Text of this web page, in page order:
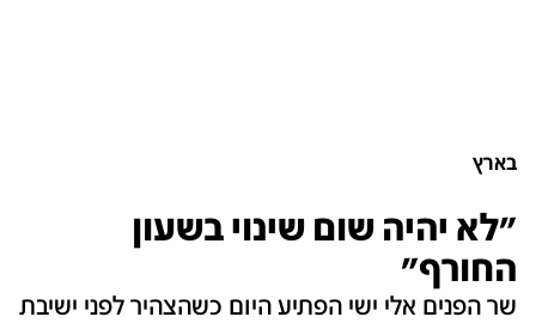
בארץ
"לא יהיה שום שינוי בשעון
החורף"
שר הפנים אלי ישי הפתיע היום כשהצהיר לפני ישיבת